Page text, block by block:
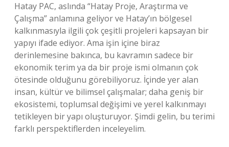
Hatay PAC, aslında “Hatay Proje, Araştırma ve
Çalışma” anlamına geliyor ve Hatay’ın bölgesel
kalkınmasıyla ilgili çok çeşitli projeleri kapsayan bir
yapıyı ifade ediyor. Ama işin içine biraz
derinlemesine bakınca, bu kavramın sadece bir
ekonomik terim ya da bir proje ismi olmanın çok
ötesinde olduğunu görebiliyoruz. İçinde yer alan
insan, kültür ve bilimsel çalışmalar; daha geniş bir
ekosistemi, toplumsal değişimi ve yerel kalkınmayı
tetikleyen bir yapı oluşturuyor. Şimdi gelin, bu terimi
farklı perspektiflerden inceleyelim.